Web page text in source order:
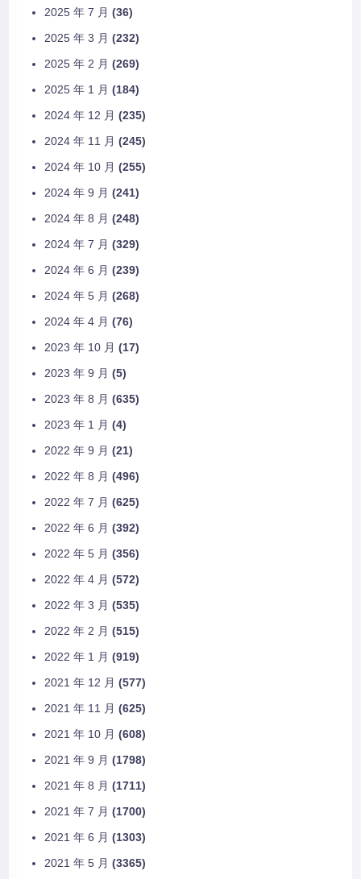
2025 年 7 月 (36)
2025 年 3 月 (232)
2025 年 2 月 (269)
2025 年 1 月 (184)
2024 年 12 月 (235)
2024 年 11 月 (245)
2024 年 10 月 (255)
2024 年 9 月 (241)
2024 年 8 月 (248)
2024 年 7 月 (329)
2024 年 6 月 (239)
2024 年 5 月 (268)
2024 年 4 月 (76)
2023 年 10 月 (17)
2023 年 9 月 (5)
2023 年 8 月 (635)
2023 年 1 月 (4)
2022 年 9 月 (21)
2022 年 8 月 (496)
2022 年 7 月 (625)
2022 年 6 月 (392)
2022 年 5 月 (356)
2022 年 4 月 (572)
2022 年 3 月 (535)
2022 年 2 月 (515)
2022 年 1 月 (919)
2021 年 12 月 (577)
2021 年 11 月 (625)
2021 年 10 月 (608)
2021 年 9 月 (1798)
2021 年 8 月 (1711)
2021 年 7 月 (1700)
2021 年 6 月 (1303)
2021 年 5 月 (3365)